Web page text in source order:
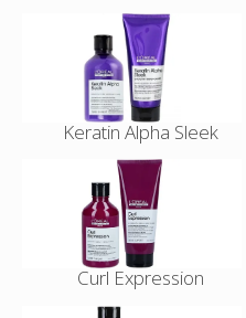
Keratin Alpha Sleek
Curl Expression